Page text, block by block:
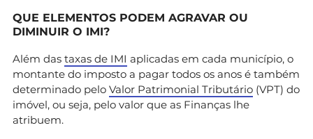
QUE ELEMENTOS PODEM AGRAVAR OU
DIMINUIR O IMI?
Além das taxas de IMI aplicadas em cada município, o
montante do imposto a pagar todos os anos é também
determinado pelo Valor Patrimonial Tributário (VPT) do
imóvel, ou seja, pelo valor que as Finanças lhe
atribuem.